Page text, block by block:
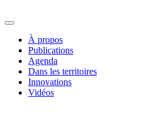
À propos
Publications
Agenda
Dans les territoires
Innovations
Vidéos